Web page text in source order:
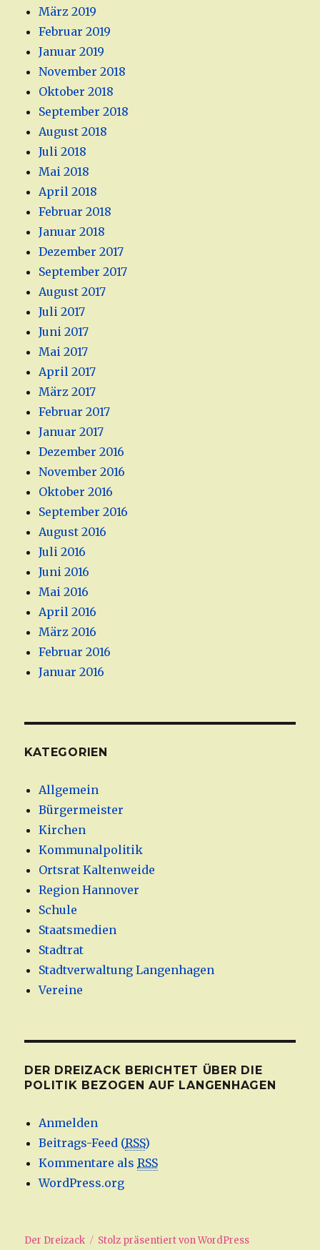
März 2019
Februar 2019
Januar 2019
November 2018
Oktober 2018
September 2018
August 2018
Juli 2018
Mai 2018
April 2018
Februar 2018
Januar 2018
Dezember 2017
September 2017
August 2017
Juli 2017
Juni 2017
Mai 2017
April 2017
März 2017
Februar 2017
Januar 2017
Dezember 2016
November 2016
Oktober 2016
September 2016
August 2016
Juli 2016
Juni 2016
Mai 2016
April 2016
März 2016
Februar 2016
Januar 2016
KATEGORIEN
Allgemein
Bürgermeister
Kirchen
Kommunalpolitik
Ortsrat Kaltenweide
Region Hannover
Schule
Staatsmedien
Stadtrat
Stadtverwaltung Langenhagen
Vereine
DER DREIZACK BERICHTET ÜBER DIE
POLITIK BEZOGEN AUF LANGENHAGEN
Anmelden
Beitrags-Feed (RSS)
Kommentare alsRSS
WordPress.org
Der Dreizack Stolz präsentiert von WordPress